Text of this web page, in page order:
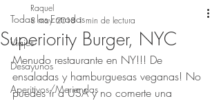
Todas las Entradas
Viajes
Desayunos
Aperitivos/Meriendas
Superiority Burger, NYC
Raquel
8 may 2018 1 min de lectura
Menudo restaurante en NY!!! De
ensaladas y hamburguesas veganas! No
puedes ir a USA y no comerte una